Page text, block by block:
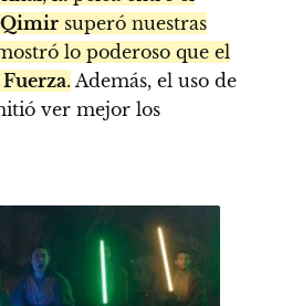
superó nuestras
lo poderoso que el
Fuerza. Además, el uso de
ver mejor los